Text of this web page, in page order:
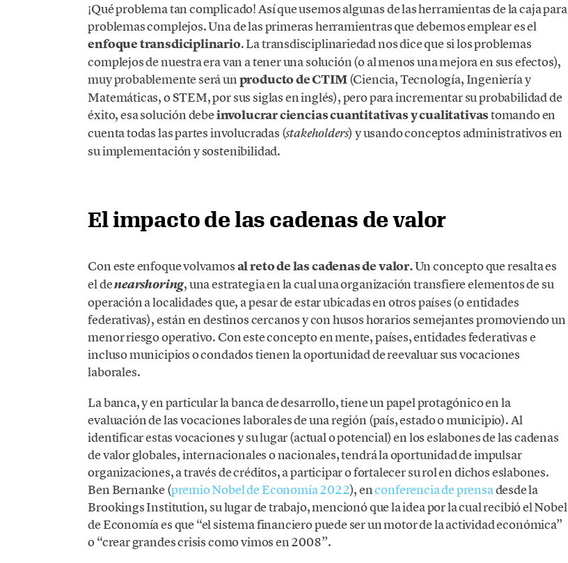
¡Qué problema tan complicado! Así que usemos algunas de las herramientas de la caja para
problemas complejos. Una de las primeras herramientras que debemos emplear es el
enfoque transdiciplinario. La transdisciplinariedad nos dice que si los problemas
complejos de nuestra era van a tener una solución (o al menos una mejora en sus efectos),
muy probablemente será unproducto de CTIM(Ciencia, Tecnología, Ingeniería y
Matemáticas, o STEM, por sus siglas en inglés), pero para incrementar su probabilidad de
éxito, esa solución debeinvolucrar ciencias cuantitativas y cualitativastomando en
cuenta todas las partes involucradas (stakeholders) y usando conceptos administrativos en
su implementación y sostenibilidad.
El impacto de las cadenas de valor
Con este enfoque volvamosal reto de las cadenas de valor.Un concepto que resalta es
el denearshoring, una estrategia en la cual una organización transfiere elementos de su
operación a localidades que, a pesar de estar ubicadas en otros países (o entidades
federativas), están en destinos cercanos y con husos horarios semejantes promoviendo un
menor riesgo operativo. Con este concepto en mente, países, entidades federativas e
incluso municipios o condados tienen la oportunidad de reevaluar sus vocaciones
laborales.
La banca, y en particular la banca de desarrollo, tiene un papel protagónico en la
evaluación de las vocaciones laborales de una región (país, estado o municipio). Al
identificar estas vocaciones y su lugar (actual o potencial) en los eslabones de las cadenas
de valor globales, internacionales o nacionales, tendrá la oportunidad de impulsar
organizaciones, a través de créditos, a participar o fortalecer su rol en dichos eslabones.
Ben Bernanke (premio Nobel de Economía 2022), enconferencia de prensadesde la
Brookings Institution, su lugar de trabajo, mencionó que la idea por la cual recibió el Nobel
de Economía es que “el sistema financiero puede ser un motor de la actividad económica”
o “crear grandes crisis como vimos en 2008”.